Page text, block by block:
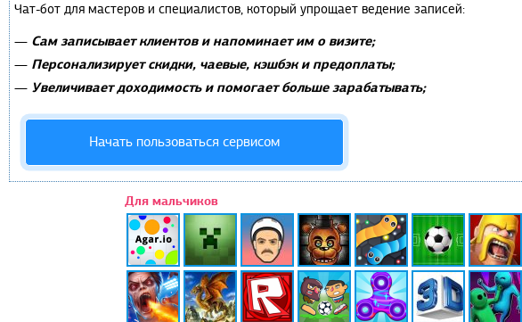
Чат-бот для мастеров и специалистов, который упрощает ведение записей:
— Сам записывает клиентов и напоминает им о визите;
— Персонализирует скидки, чаевые, кэшбэк и предоплаты;
— Увеличивает доходимость и помогает больше зарабатывать;
Начать пользоваться сервисом
Для мальчиков